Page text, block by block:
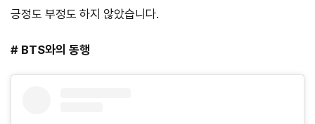
긍정도 부정도 하지 않았습니다.
# BTS와의 동행